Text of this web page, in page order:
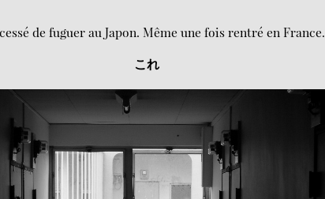
de fuguer au Japon. Même une fois rentré en France.
これ